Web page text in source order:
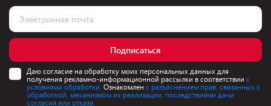
Подписаться
Даю согласие на обработку моих персональных данных для
получения рекламно-информационной рассылки в соответствии с
условиями обработки. Ознакомлен с разъяснением прав, связанных с
обработкой, механизмом их реализации, последствиями дачи
согласия или отказа.